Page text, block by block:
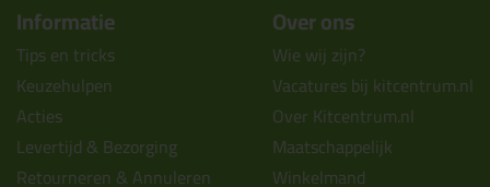
Informatie
Tips en tricks
Keuzehulpen
Acties
Levertijd & Bezorging
Retourneren & Annuleren
Over ons
Wie wij zijn?
Vacatures bij kitcentrum.nl
Over Kitcentrum.nl
Maatschappelijk
Winkelmand